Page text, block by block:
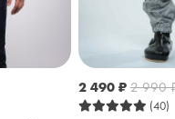
2 490 ₽ 2 990
(40)